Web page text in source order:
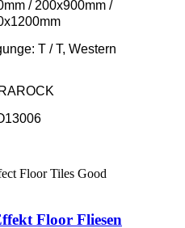
/ 200x900mm /
T / T, Western
Floor Fliesen